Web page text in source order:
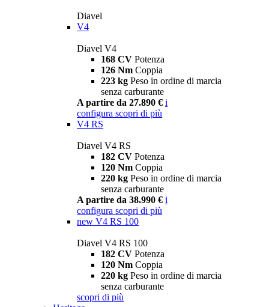
Diavel
V4
Diavel V4
168 CV Potenza
126 Nm Coppia
223 kg Peso in ordine di marcia
senza carburante
A partire da 27.890 € i
configura scopri di più
V4 RS
Diavel V4 RS
182 CV Potenza
120 Nm Coppia
220 kg Peso in ordine di marcia
senza carburante
A partire da 38.990 € i
configura scopri di più
new V4 RS 100
Diavel V4 RS 100
182 CV Potenza
120 Nm Coppia
220 kg Peso in ordine di marcia
senza carburante
scopri di più